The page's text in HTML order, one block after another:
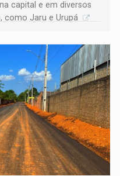
capital e em diversos
como Jaru e Urupá